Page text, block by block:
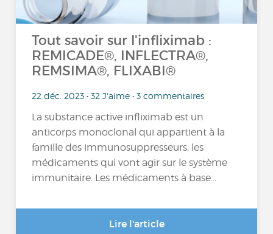
Tout savoir sur l'infliximab :
REMICADE®, INFLECTRA®,
REMSIMA®, FLIXABI®
22 déc. 2023 • 32 J'aime • 3 commentaires
La substance active infliximab est un
anticorps monoclonal qui appartient à la
famille des immunosuppresseurs, les
médicaments qui vont agir sur le système
immunitaire. Les médicaments à base...
Lire l'article